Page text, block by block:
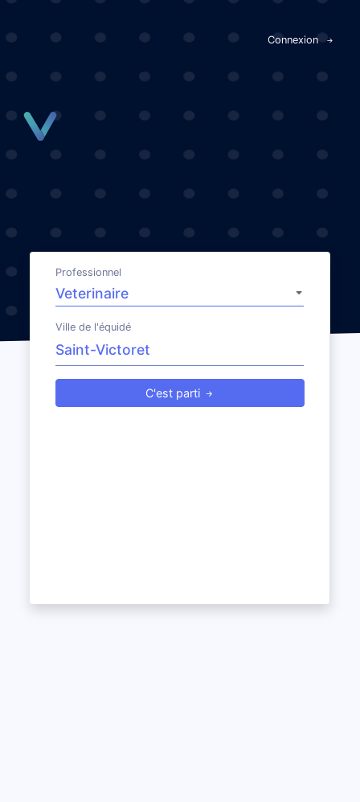
Connexion
Professionnel
Ville de l'équidé
C'est parti